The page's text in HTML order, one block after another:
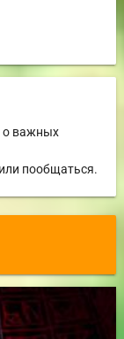
о важных
пообщаться.